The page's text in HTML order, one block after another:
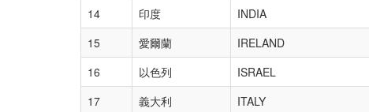
14
印度 INDIA
15
愛爾蘭 IRELAND
16
以色列 ISRAEL
17
義大利 ITALY